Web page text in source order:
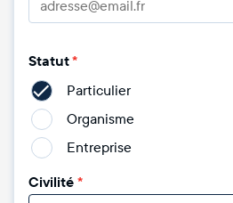
Statut*
Particulier
Organisme
Entreprise
Civilité*